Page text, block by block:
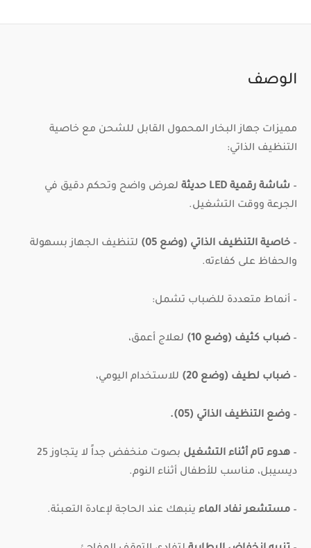
الوصف
مميزات جهاز البخار المحمول القابل للشحن مع خاصية
التنظيف الذاتي:
– شاشة رقمية LED حديثة
لعرض واضح وتحكم دقيق في
الجرعة ووقت التشغيل.
– خاصية التنظيف الذاتي (وضع 05)
لتنظيف الجهاز بسهولة
والحفاظ على كفاءته.
– أنماط متعددة للضباب تشمل:
– ضباب كثيف (وضع 10) لعلاج أعمق،
– ضباب لطيف (وضع 20) للاستخدام اليومي،
– وضع التنظيف الذاتي (05).
– هدوء تام أثناء التشغيل
بصوت منخفض جداً لا يتجاوز 25
ديسيبل، مناسب للأطفال أثناء النوم.
– مستشعر نفاد الماء ينبهك عند الحاجة لإعادة التعبئة.